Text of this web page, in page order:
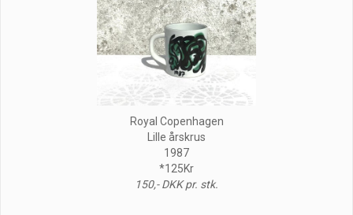
Royal Copenhagen
Lille årskrus
1987
*125Kr
150,- DKK pr. stk.